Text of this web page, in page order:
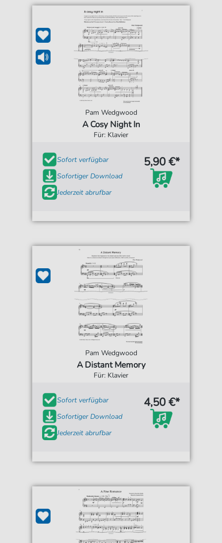
Pam Wedgwood
A Cosy Night In
Für: Klavier
Sofort verfügbar
Sofortiger Download
Jederzeit abrufbar
5,90 €*
Pam Wedgwood
A Distant Memory
Für: Klavier
Sofort verfügbar
Sofortiger Download
Jederzeit abrufbar
4,50 €*